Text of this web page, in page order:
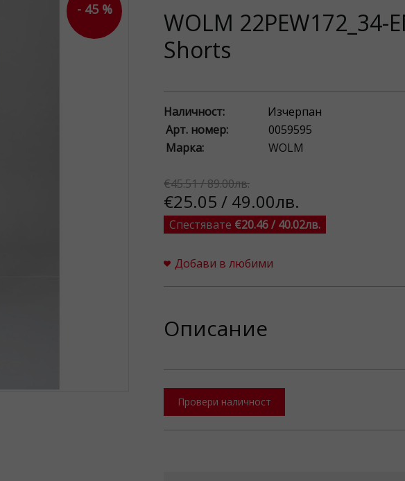
- 45 %
WOLM 22PEW172_34-
Shorts
Наличност:
Изчерпан
Арт. номер:
0059595
Марка:
WOLM
€45.51 / 89.00лв.
€25.05 / 49.00лв.
Спестявате €20.46 / 40.02лв.
Добави в любими
Описание
Провери наличност